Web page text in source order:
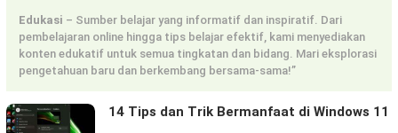
Edukasi – Sumber belajar yang informatif dan inspiratif. Dari
pembelajaran online hingga tips belajar efektif, kami menyediakan
konten edukatif untuk semua tingkatan dan bidang. Mari eksplorasi
pengetahuan baru dan berkembang bersama-sama!”
14 Tips dan Trik Bermanfaat di Windows 11